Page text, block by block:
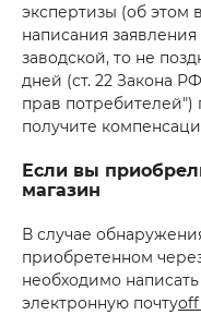
экспертизы (об этом
написания
заводской, то не
дней (ст. 22 Закона
прав потребителей")
получите
Если вы
магазин
В случае
приобретенном
необходимо
электронную почту